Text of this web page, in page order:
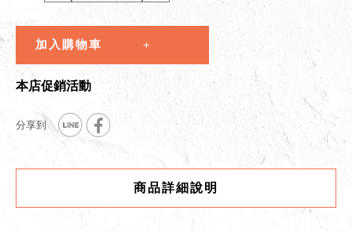
加入購物車
本店促銷活動
商品詳細說明